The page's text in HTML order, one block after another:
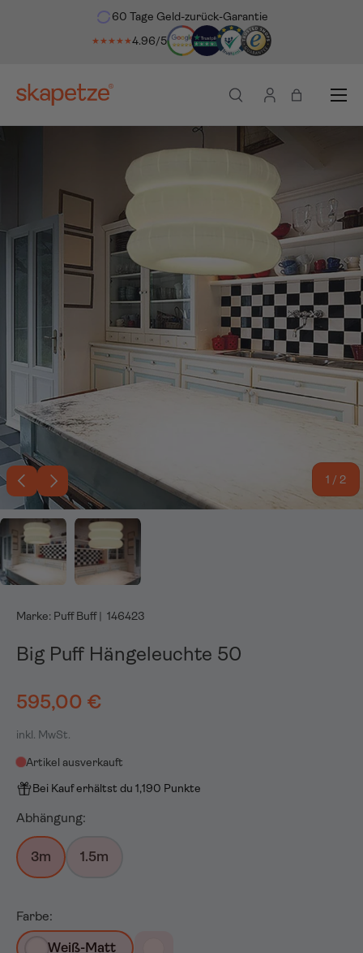
60 Tage Geld-zurück-Garantie
★★★★★4.96/5
Suche
Einloggen
Menü
1 / von
2
Vorherige
Nächste
Marke: Puff Buff| 146423
Big Puff Hängeleuchte 50
595,00 €
inkl. MwSt.
Artikel ausverkauft
Bei Kauf erhältst du 1,190 Punkte
Abhängung:
3m 1.5m
Farbe:
Weiß-Matt